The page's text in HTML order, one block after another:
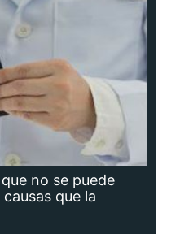
no se puede
que la